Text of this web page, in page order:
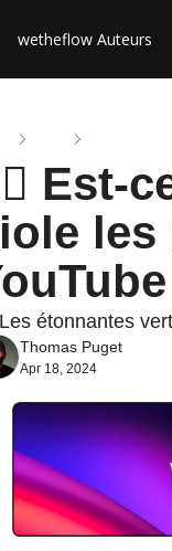
wetheflow Auteurs
Est-
les
étonnantes
Thomas Puget
Apr 18, 2024